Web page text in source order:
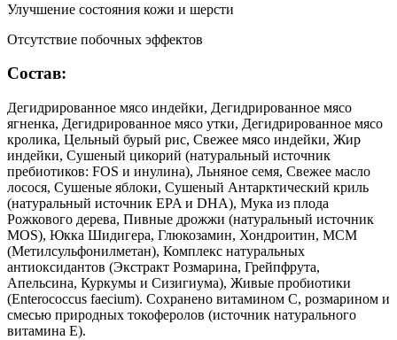
Улучшение состояния кожи и шерсти
Отсутствие побочных эффектов
Состав:
Дегидрированное мясо индейки, Дегидрированное мясо
ягненка, Дегидрированное мясо утки, Дегидрированное мясо
кролика, Цельный бурый рис, Свежее мясо индейки, Жир
индейки, Сушеный цикорий (натуральный источник
пребиотиков: FOS и инулина), Льняное семя, Свежее масло
лосося, Сушеные яблоки, Сушеный Антарктический криль
(натуральный источник EPA и DHA), Мука из плода
Рожкового дерева, Пивные дрожжи (натуральный источник
МОS), Юкка Шидигера, Глюкозамин, Хондроитин, МСМ
(Метилсульфонилметан), Комплекс натуральных
антиоксидантов (Экстракт Розмарина, Грейпфрута,
Апельсина, Куркумы и Сизигиума), Живые пробиотики
(Enterococcus faecium). Сохранено витамином С, розмарином и
смесью природных токоферолов (источник натурального
витамина Е).